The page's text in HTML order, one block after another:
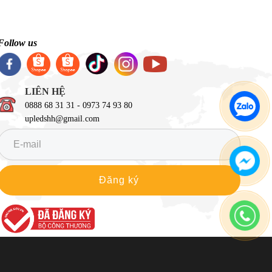
us
LIÊN HỆ
0888 68 31 31 - 0973 74 93 80
upledshh@gmail.com
Đăng ký